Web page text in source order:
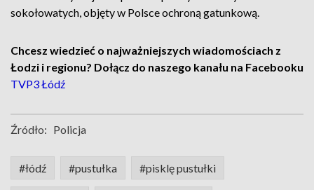
sokołowatych, objęty w Polsce ochroną gatunkową.
Chcesz wiedzieć o najważniejszych wiadomościach z
Łodzi i regionu? Dołącz do naszego kanału na Facebooku
TVP3 Łódź
Źródło: Policja
#łódź #pustułka #pisklę pustułki